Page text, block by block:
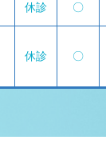
休診 〇
休診 〇